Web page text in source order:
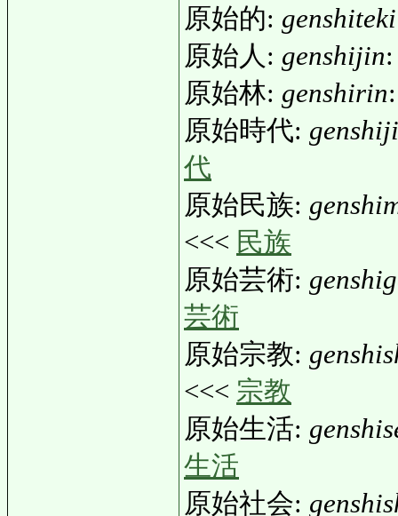
原始的: genshiteki
原始人: genshijin
原始林: genshirin
原始時代:
代
原始民族:
<<< 民族
原始芸術:
芸術
原始宗教:
<<< 宗教
原始生活:
生活
原始社会: